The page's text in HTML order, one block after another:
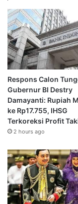
Respons Calon
Gubernur BI Destry
Damayanti: Rupiah
ke Rp17.755, IHSG
Terkoreksi Profit
2 hours ago